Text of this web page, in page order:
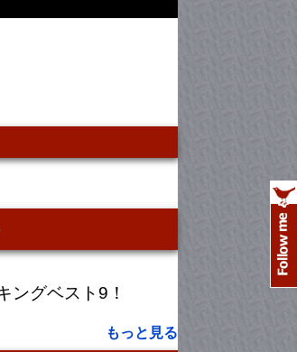
ングベスト9！
もっと見る